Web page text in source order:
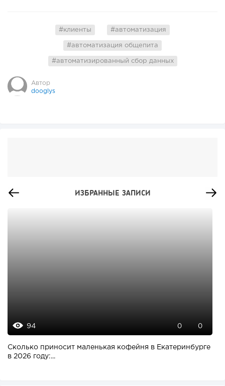
#клиенты #автоматизация
#автоматизация общепита
#автоматизированный сбор данных
Автор
dooglys
ИЗБРАННЫЕ ЗАПИСИ
94 0 0
Сколько приносит маленькая кофейня в Екатеринбурге
в 2026 году:...